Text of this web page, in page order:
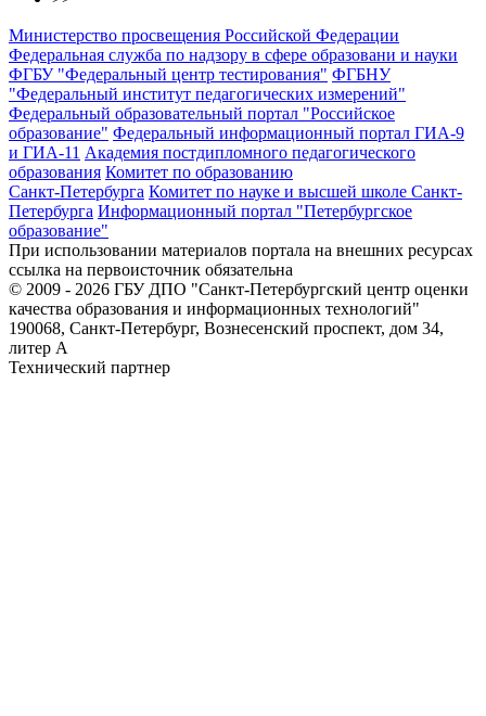
Министерство просвещения Российской Федерации
Федеральная служба по надзору в сфере образовани и науки
ФГБУ "Федеральный центр тестирования" ФГБНУ
"Федеральный институт педагогических измерений"
Федеральный образовательный портал "Российское
образование" Федеральный информационный портал ГИА-9
и ГИА-11 Академия постдипломного педагогического
образования Комитет по образованию
Санкт-Петербурга Комитет по науке и высшей школе Санкт-
Петербурга Информационный портал "Петербургское
образование"
При использовании материалов портала на внешних ресурсах
ссылка на первоисточник обязательна
© 2009 - 2026 ГБУ ДПО "Санкт-Петербургский центр оценки
качества образования и информационных технологий"
190068, Санкт-Петербург, Вознесенский проспект, дом 34,
литер А
Технический партнер